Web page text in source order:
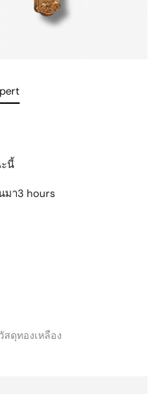
นี้
มา3 hours
วัสดุทองเหลือง